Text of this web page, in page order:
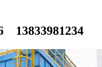
13833981234